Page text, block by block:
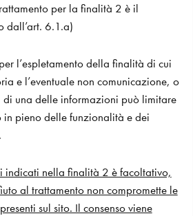
per la finalità 2 è il
dall’art. 6.1.a)
l’espletamento della finalità di cui
e l’eventuale non comunicazione, o
una delle informazioni può limitare
pieno delle funzionalità e dei
indicati nella finalità 2 è facoltativo,
al trattamento non compromette le
sul sito. Il consenso viene